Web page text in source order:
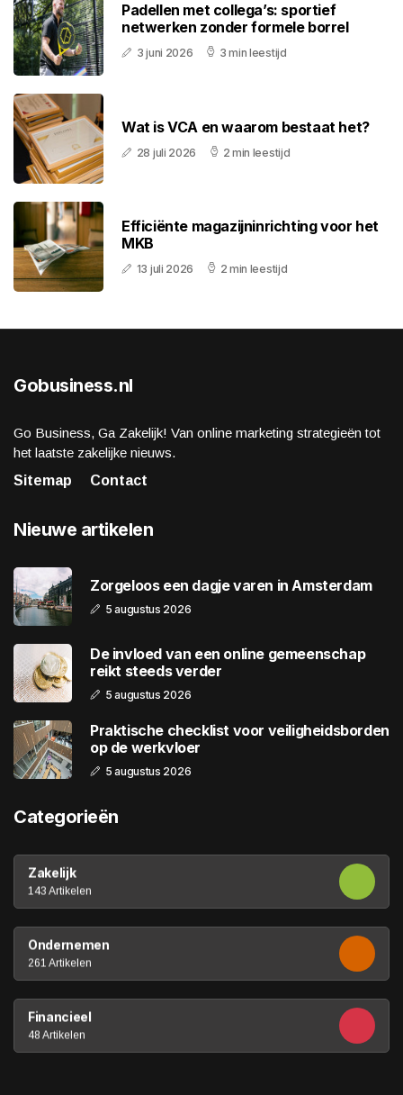
Padellen met collega’s: sportief
netwerken zonder formele borrel
3 juni 2026 3 min leestijd
Wat is VCA en waarom bestaat het?
28 juli 2026 2 min leestijd
Efficiënte magazijninrichting voor het
MKB
13 juli 2026 2 min leestijd
Gobusiness.nl
Go Business, Ga Zakelijk! Van online marketing strategieën tot
het laatste zakelijke nieuws.
Sitemap
Contact
Nieuwe artikelen
Zorgeloos een dagje varen in Amsterdam
5 augustus 2026
De invloed van een online gemeenschap
reikt steeds verder
5 augustus 2026
Praktische checklist voor veiligheidsborden
op de werkvloer
5 augustus 2026
Categorieën
Zakelijk
143 Artikelen
Ondernemen
261 Artikelen
Financieel
48 Artikelen